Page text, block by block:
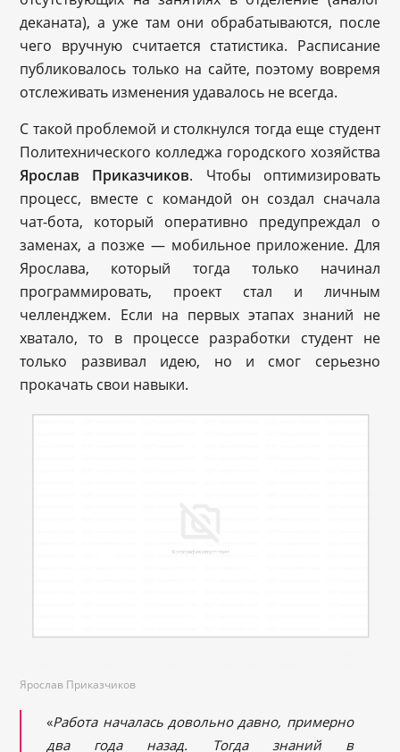
деканата), а уже там они обрабатываются, после
чего вручную считается статистика. Расписание
публиковалось только на сайте, поэтому вовремя
отслеживать изменения удавалось не всегда.
С такой проблемой и столкнулся тогда еще студент
Политехнического колледжа городского хозяйства
Ярослав Приказчиков. Чтобы оптимизировать
процесс, вместе с командой он создал сначала
чат-бота, который оперативно предупреждал о
заменах, а позже — мобильное приложение. Для
Ярослава, который тогда только начинал
программировать, проект стал и личным
челленджем. Если на первых этапах знаний не
хватало, то в процессе разработки студент не
только развивал идею, но и смог серьезно
прокачать свои навыки.
Ярослав Приказчиков
«Работа началась довольно давно, примерно
два года назад. Тогда знаний в